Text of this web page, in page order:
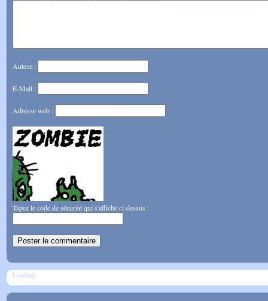
Auteur :
E-Mail :
Adresse web :
Tapez le code de sécurité qui s'affiche ci-dessus :
Loading